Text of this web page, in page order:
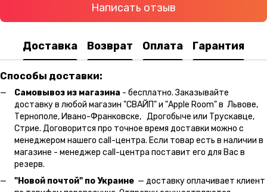
Написать отзыв
Доставка Возврат Оплата Гарантия
Способы доставки:
Самовывоз из магазина - бесплатно. Заказывайте
доставку в любой магазин "СВАЙП" и "Apple Room" в Львове,
Тернополе, Ивано-Франковске, Дрогобыче или Трускавце,
Стрие. Договорится про точное время доставки можно с
менеджером нашего call-центра. Если товар есть в наличии в
магазине - менеджер call-центра поставит его для Вас в
резерв.
"Новой почтой" по Украине — доставку оплачивает клиент